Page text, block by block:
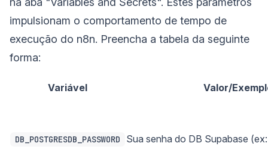
impulsionam o comportamento de tempo de
execução do n8n. Preencha a tabela da seguinte
forma:
Variável Valor/
DB_POSTGRESDB_PASSWORD Sua senha do DB Supabase